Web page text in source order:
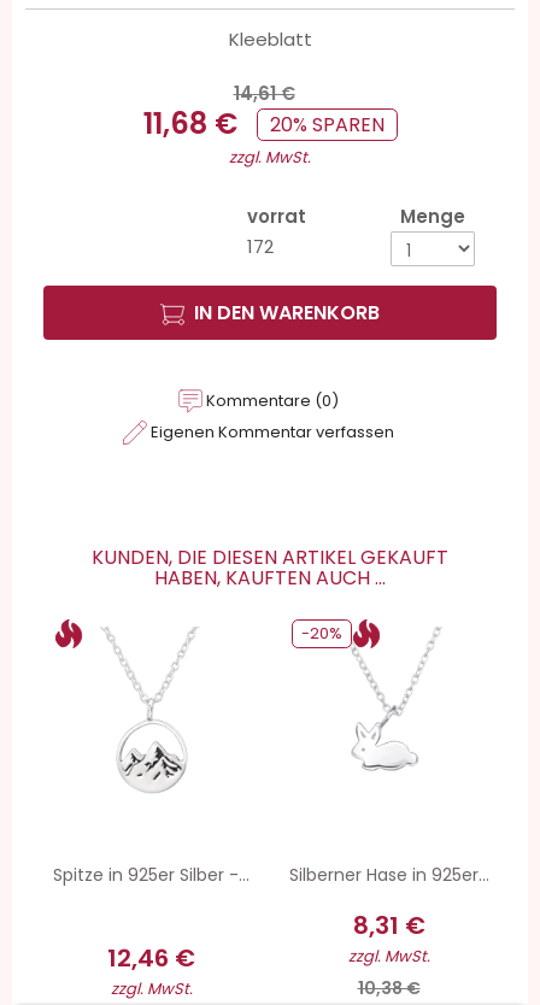
Kleeblatt
14,61 €
11,68 € 20% SPAREN
zzgl. MwSt.
vorrat
172
Menge
IN DEN WARENKORB
Kommentare (0)
Eigenen Kommentar verfassen
KUNDEN, DIE DIESEN ARTIKEL GEKAUFT
HABEN, KAUFTEN AUCH ...
Spitze in 925er Silber -...
12,46 €
zzgl. MwSt.
Silberner Hase in 925er...
8,31 €
zzgl. MwSt.
10,38 €
-20%